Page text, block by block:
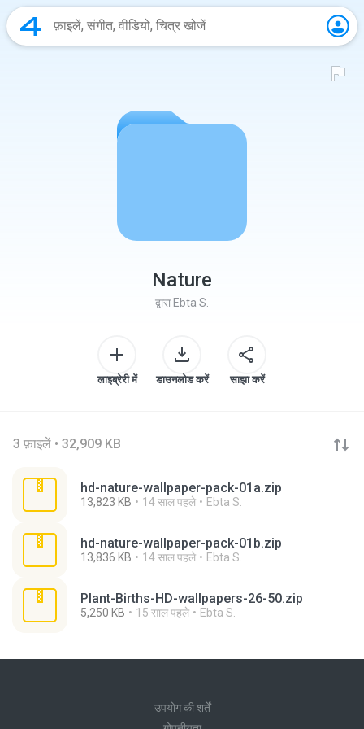
Nature
द्वारा Ebta S.
लाइब्रेरी में डाउनलोड करें साझा करें
3 फ़ाइलें • 32,909 KB
hd-nature-wallpaper-pack-01a.zip
13,823 KB 14 साल पहले Ebta S.
hd-nature-wallpaper-pack-01b.zip
13,836 KB 14 साल पहले Ebta S.
Plant-Births-HD-wallpapers-26-50.zip
5,250 KB 15 साल पहले Ebta S.
उपयोग की शर्तें